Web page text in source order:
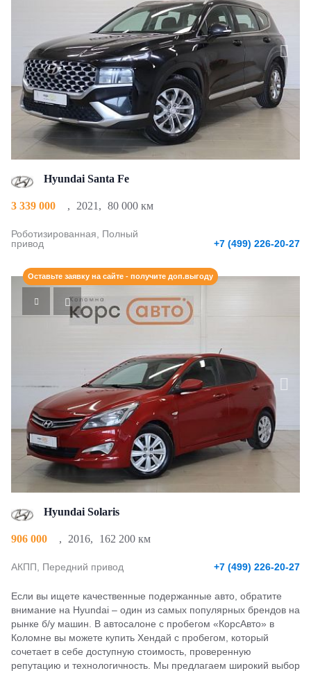
Hyundai Santa Fe
3 339 000 , 2021 , 80 000 км
Роботизированная, Полный
привод
+7 (499) 226-20-27
Оставьте заявку на сайте - получите доп.выгоду
Hyundai Solaris
906 000 , 2016, 162 200 км
АКПП, Передний привод +7 (499) 226-20-27
Если вы ищете качественные подержанные авто, обратите
внимание на Hyundai – один из самых популярных брендов на
рынке б/у машин. В автосалоне с пробегом «КорсАвто» в
Коломне вы можете купить Хендай с пробегом, который
сочетает в себе доступную стоимость, проверенную
репутацию и технологичность. Мы предлагаем широкий выбор